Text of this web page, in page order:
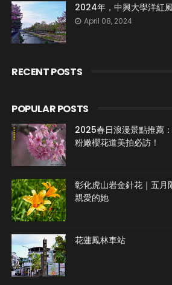
2024年，中興大學洋紅
April 08, 2024
RECENT POSTS
POPULAR POSTS
2025春日浪漫景點推薦
粉嫩櫻花道美拍必訪！
彰化虎山岩金針花｜五月
親愛的她
花蓮鳳林車站